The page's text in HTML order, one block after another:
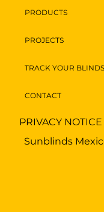
PRODUCTS
PROJECTS
TRACK YOUR BLINDS
CONTACT
PRIVACY NOTICE
Sunblinds